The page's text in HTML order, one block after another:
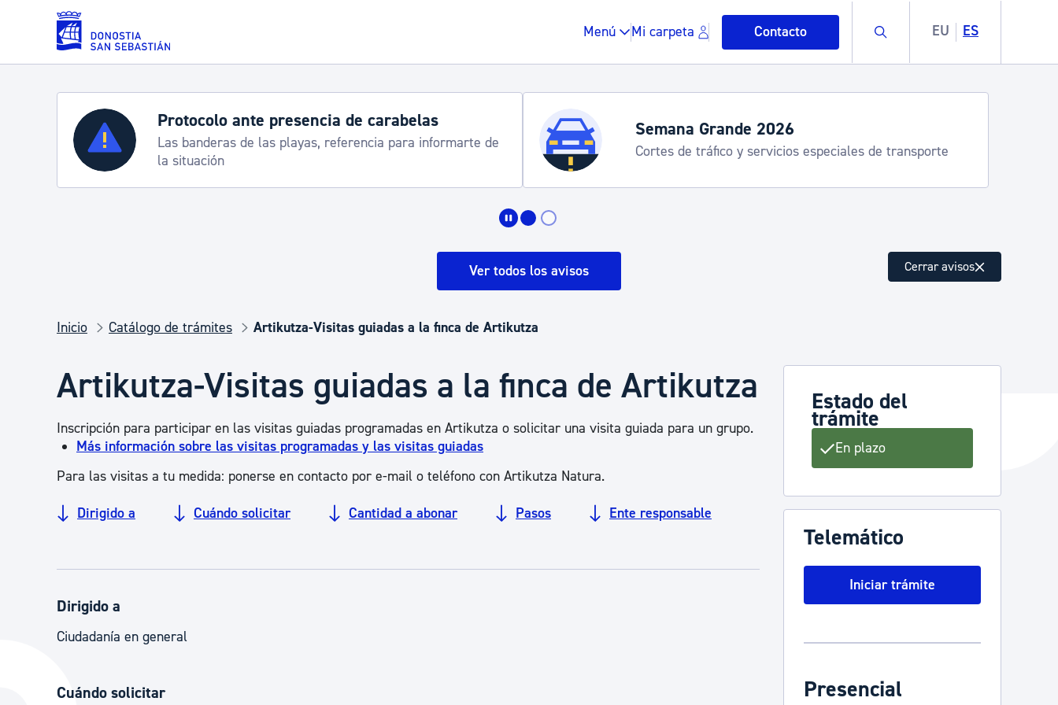
Saltar al contenido principal
Menú Mi carpeta Contacto Buscar EU ES
Servicios
Padrón y asuntos personales
Espacio público, residuos y medioambiente
Infancia y juventud Igualdad, Derechos Humanos y convivencia
Protocolo ante presencia de carabelas
Las banderas de las playas, referencia para informarte de
la situación
Semana Grande 2026
Cortes de tráfico y servicios especiales de transporte
Ver todos los avisos Cerrar avisos
Inicio Catálogo de trámites Artikutza-Visitas guiadas a la finca de Artikutza
Artikutza-Visitas guiadas a la finca de Artikutza
Inscripción para participar en las visitas guiadas programadas en Artikutza o solicitar una visita guiada para un grupo.
Más información sobre las visitas programadas y las visitas guiadas
Para las visitas a tu medida: ponerse en contacto por e-mail o teléfono con Artikutza Natura.
Dirigido a Cuándo solicitar Cantidad a abonar Pasos Ente responsable
Dirigido a
Ciudadanía en general
Cuándo solicitar
Estado del
trámite
En plazo
Telemático
Iniciar trámite
Presencial